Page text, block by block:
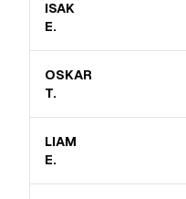
ISAK
E.
OSKAR
T.
LIAM
E.